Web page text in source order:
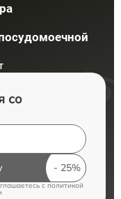
со
c политикой